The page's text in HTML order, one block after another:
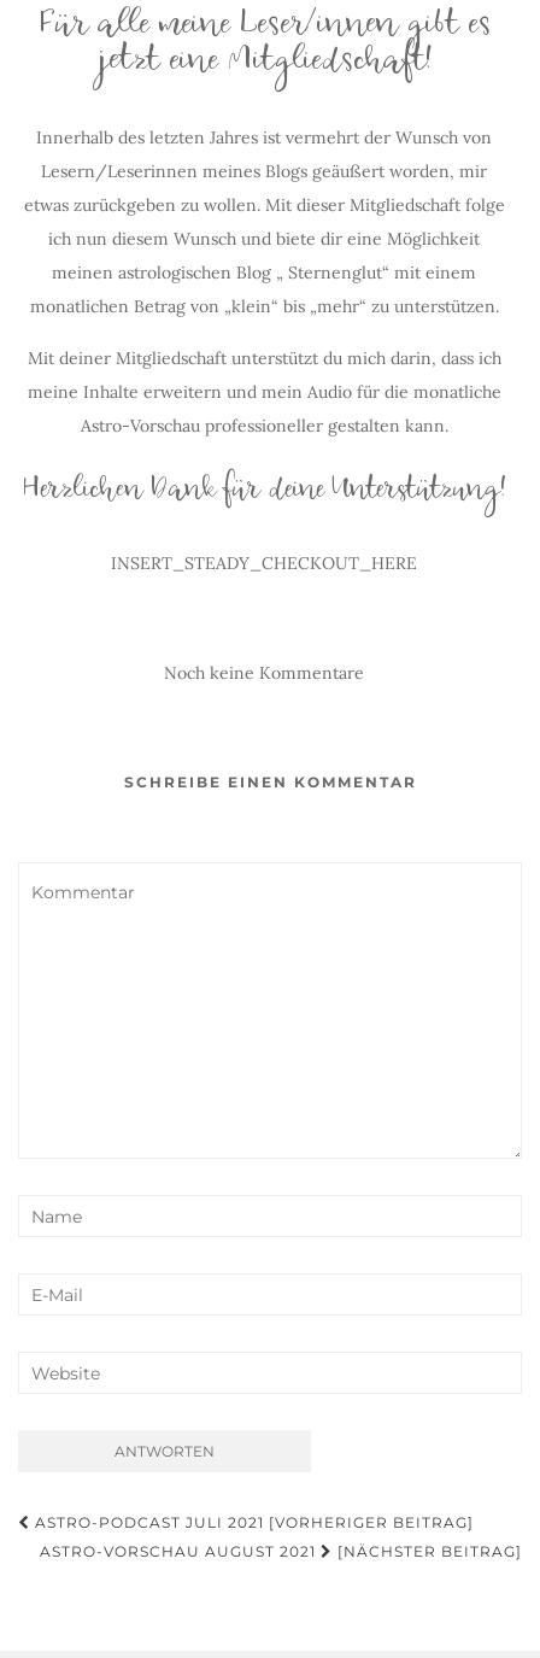
Für alle meine Leser/innen gibt es
jetzt eine Mitgliedschaft!
Innerhalb des letzten Jahres ist vermehrt der Wunsch von
Lesern/Leserinnen meines Blogs geäußert worden, mir
etwas zurückgeben zu wollen. Mit dieser Mitgliedschaft folge
ich nun diesem Wunsch und biete dir eine Möglichkeit
meinen astrologischen Blog „ Sternenglut“ mit einem
monatlichen Betrag von „klein“ bis „mehr“ zu unterstützen.
Mit deiner Mitgliedschaft unterstützt du mich darin, dass ich
meine Inhalte erweitern und mein Audio für die monatliche
Astro-Vorschau professioneller gestalten kann.
Herzlichen Dank für deine Unterstützung!
INSERT_STEADY_CHECKOUT_HERE
Noch keine Kommentare
SCHREIBE EINEN KOMMENTAR
Beitragsnavigation
ASTRO-PODCAST JULI 2021 [VORHERIGER BEITRAG]
ASTRO-VORSCHAU AUGUST 2021
[NÄCHSTER BEITRAG]